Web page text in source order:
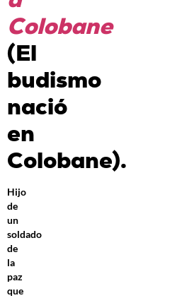
Colobane
(El
budismo
nació
en
Colobane).
Hijo
de
un
soldado
de
la
paz
que